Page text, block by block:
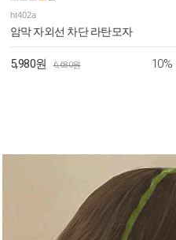
ht402a
암막 자외선 차단 라탄모자
5,980원 6,680원 10%